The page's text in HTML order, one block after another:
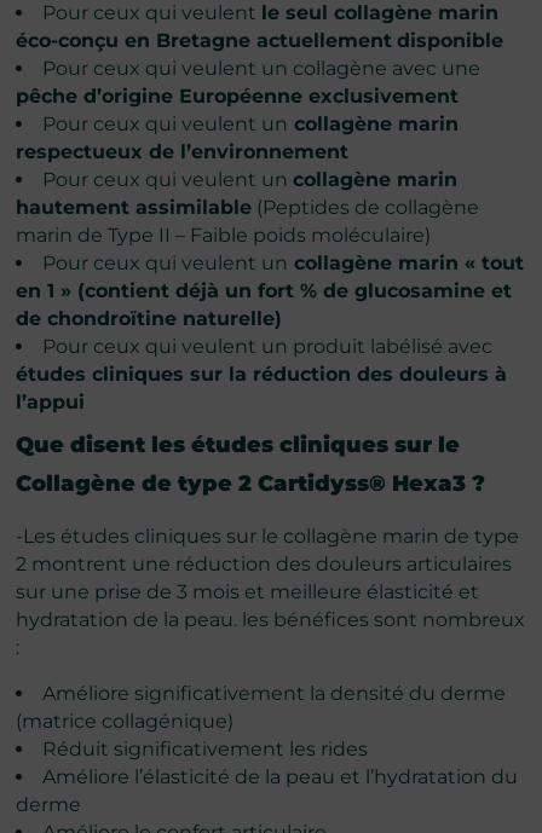
Pour ceux qui veulent le seul collagène marin
éco-conçu en Bretagne actuellement disponible
Pour ceux qui veulent un collagène avec une
pêche d’origine Européenne exclusivement
Pour ceux qui veulent un collagène marin
respectueux de l’environnement
Pour ceux qui veulent uncollagène marin
hautement assimilable (Peptides de collagène
marin de Type II – Faible poids moléculaire)
Pour ceux qui veulent un collagène marin « tout
en 1 » (contient déjà un fort % de glucosamine et
de chondroïtine naturelle)
Pour ceux qui veulent un produit labélisé avec
études cliniques sur la réduction des douleurs à
l’appui
Que disent les études cliniques sur le
Collagène de type 2 Cartidyss® Hexa3 ?
-Les études cliniques sur le collagène marin de type
2 montrent une réduction des douleurs articulaires
sur une prise de 3 mois et meilleure élasticité et
hydratation de la peau. les bénéfices sont nombreux
:
Améliore significativement la densité du derme
(matrice collagénique)​
Réduit significativement les rides​
Améliore l’élasticité de la peau​ et l’hydratation du
derme​